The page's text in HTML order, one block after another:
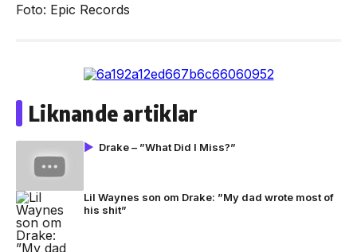
Foto: Epic Records
Liknande artiklar
Drake – ”What Did I Miss?”
Lil Waynes son om Drake: ”My dad wrote most of
his shit”